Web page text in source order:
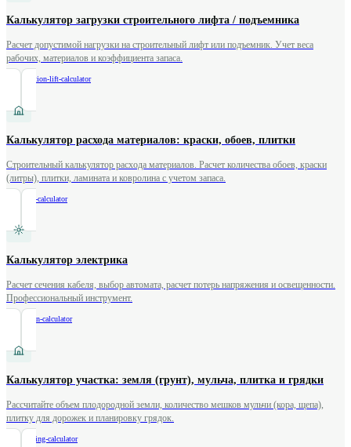
Калькулятор загрузки строительного лифта / подъемника
Расчет допустимой нагрузки на строительный лифт или подъемник. Учет веса
рабочих, материалов и коэффициента запаса.
construction-lift-calculator
Калькулятор расхода материалов: краски, обоев, плитки
Строительный калькулятор расхода материалов. Расчет количества обоев, краски
(литры), плитки, ламината и ковролина с учетом запаса.
coverage-calculator
Калькулятор электрика
Расчет сечения кабеля, выбор автомата, расчет потерь напряжения и освещенности.
Профессиональный инструмент.
electrician-calculator
Калькулятор участка: земля (грунт), мульча, плитка и грядки
Рассчитайте объем плодородной земли, количество мешков мульчи (кора, щепа),
плитку для дорожек и планировку грядок.
landscaping-calculator